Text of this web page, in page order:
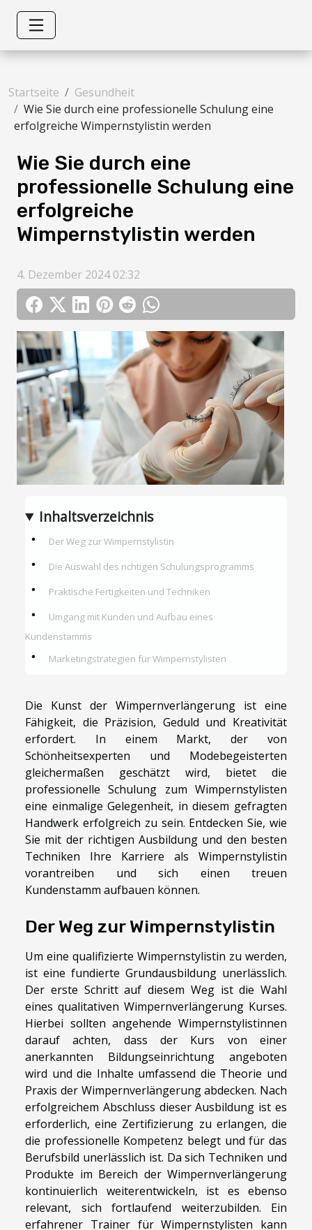
Startseite
Gesundheit
Wie Sie durch eine professionelle Schulung eine
erfolgreiche Wimpernstylistin werden
Wie Sie durch eine
professionelle Schulung eine
erfolgreiche
Wimpernstylistin werden
4. Dezember 2024 02:32
Inhaltsverzeichnis
Der Weg zur Wimpernstylistin
Die Auswahl des richtigen Schulungsprogramms
Praktische Fertigkeiten und Techniken
Umgang mit Kunden und Aufbau eines
Kundenstamms
Marketingstrategien für Wimpernstylisten
Die Kunst der Wimpernverlängerung ist eine
Fähigkeit, die Präzision, Geduld und Kreativität
erfordert. In einem Markt, der von
Schönheitsexperten und Modebegeisterten
gleichermaßen geschätzt wird, bietet die
professionelle Schulung zum Wimpernstylisten
eine einmalige Gelegenheit, in diesem gefragten
Handwerk erfolgreich zu sein. Entdecken Sie, wie
Sie mit der richtigen Ausbildung und den besten
Techniken Ihre Karriere als Wimpernstylistin
vorantreiben und sich einen treuen
Kundenstamm aufbauen können.
Der Weg zur Wimpernstylistin
Um eine qualifizierte Wimpernstylistin zu werden,
ist eine fundierte Grundausbildung unerlässlich.
Der erste Schritt auf diesem Weg ist die Wahl
eines qualitativen Wimpernverlängerung Kurses.
Hierbei sollten angehende Wimpernstylistinnen
darauf achten, dass der Kurs von einer
anerkannten Bildungseinrichtung angeboten
wird und die Inhalte umfassend die Theorie und
Praxis der Wimpernverlängerung abdecken. Nach
erfolgreichem Abschluss dieser Ausbildung ist es
erforderlich, eine Zertifizierung zu erlangen, die
die professionelle Kompetenz belegt und für das
Berufsbild unerlässlich ist. Da sich Techniken und
Produkte im Bereich der Wimpernverlängerung
kontinuierlich weiterentwickeln, ist es ebenso
relevant, sich fortlaufend weiterzubilden. Ein
erfahrener Trainer für Wimpernstylisten kann